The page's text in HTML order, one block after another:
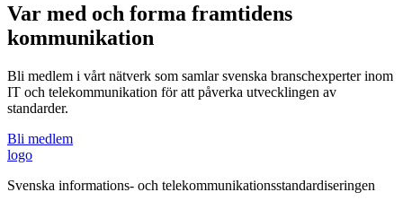
Var med och forma framtidens
kommunikation
Bli medlem i vårt nätverk som samlar svenska branschexperter inom
IT och telekommunikation för att påverka utvecklingen av
standarder.
Bli medlem
logo
Svenska informations- och telekommunikationsstandardiseringen